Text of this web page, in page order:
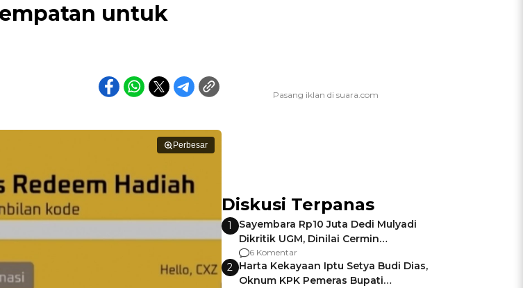
untuk
Perbesar
Diskusi Terpanas
1
Sayembara Rp10 Juta Dedi Mulyadi
Dikritik UGM, Dinilai Cermin
Gagalnya Negara Jamin Keamanan
6 Komentar
2 Harta Kekayaan Iptu Setya Budi Dias,
Oknum KPK Pemeras Bupati